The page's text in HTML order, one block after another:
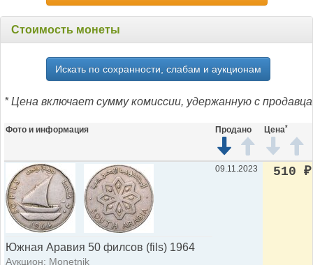
Стоимость монеты
Искать по сохранности, слабам и аукционам
* Цена включает сумму комиссии, удержанную с продавца
Фото и информация Продано Цена*
Южная Аравия 50 филсов (fils) 1964
Аукцион: Monetnik
09.11.2023 510 ₽